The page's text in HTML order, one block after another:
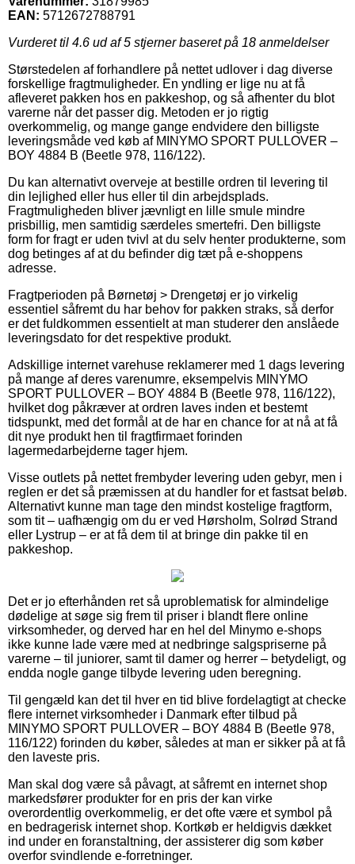
EAN: 5712672788791
Vurderet til 4.6 ud af 5 stjerner baseret på 18 anmeldelser
Størstedelen af forhandlere på nettet udlover i dag diverse
forskellige fragtmuligheder. En yndling er lige nu at få
afleveret pakken hos en pakkeshop, og så afhenter du blot
varerne når det passer dig. Metoden er jo rigtig
overkommelig, og mange gange endvidere den billigste
leveringsmåde ved køb af MINYMO SPORT PULLOVER –
BOY 4884 B (Beetle 978, 116/122).
Du kan alternativt overveje at bestille ordren til levering til
din lejlighed eller hus eller til din arbejdsplads.
Fragtmuligheden bliver jævnligt en lille smule mindre
prisbillig, men samtidig særdeles smertefri. Den billigste
form for fragt er uden tvivl at du selv henter produkterne, som
dog betinges af at du befinder dig tæt på e-shoppens
adresse.
Fragtperioden på Børnetøj > Drengetøj er jo virkelig
essentiel såfremt du har behov for pakken straks, så derfor
er det fuldkommen essentielt at man studerer den anslåede
leveringsdato for det respektive produkt.
Adskillige internet varehuse reklamerer med 1 dags levering
på mange af deres varenumre, eksempelvis MINYMO
SPORT PULLOVER – BOY 4884 B (Beetle 978, 116/122),
hvilket dog påkræver at ordren laves inden et bestemt
tidspunkt, med det formål at de har en chance for at nå at få
dit nye produkt hen til fragtfirmaet forinden
lagermedarbejderne tager hjem.
Visse outlets på nettet frembyder levering uden gebyr, men i
reglen er det så præmissen at du handler for et fastsat beløb.
Alternativt kunne man tage den mindst kostelige fragtform,
som tit – uafhængig om du er ved Hørsholm, Solrød Strand
eller Lystrup – er at få dem til at bringe din pakke til en
pakkeshop.
Det er jo efterhånden ret så uproblematisk for almindelige
dødelige at søge sig frem til priser i blandt flere online
virksomheder, og derved har en hel del Minymo e-shops
ikke kunne lade være med at nedbringe salgspriserne på
varerne – til juniorer, samt til damer og herrer – betydeligt, og
endda nogle gange tilbyde levering uden beregning.
Til gengæld kan det til hver en tid blive fordelagtigt at checke
flere internet virksomheder i Danmark efter tilbud på
MINYMO SPORT PULLOVER – BOY 4884 B (Beetle 978,
116/122) forinden du køber, således at man er sikker på at få
den laveste pris.
Man skal dog være så påvagt, at såfremt en internet shop
markedsfører produkter for en pris der kan virke
overordentlig overkommelig, er det ofte være et symbol på
en bedragerisk internet shop. Kortkøb er heldigvis dækket
ind under en foranstaltning, der assisterer dig som køber
overfor svindlende e-forretninger.